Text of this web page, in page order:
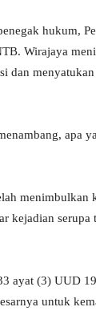
hukum,
Wirajaya
dan menyatukan
apa
menimbulkan
kejadian serupa
ayat (3) UUD
untuk